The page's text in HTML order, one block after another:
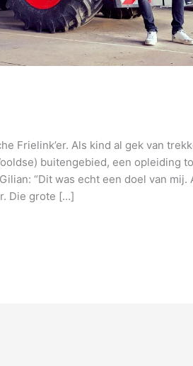
Frielink’er. Als kind al gek van
buitengebied, een opleiding
“Dit was echt een doel van mij.
Die grote […]